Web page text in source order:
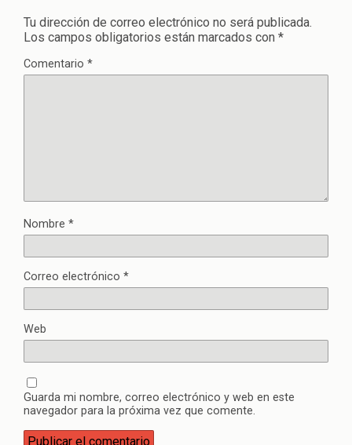
Tu dirección de correo electrónico no será publicada.
Los campos obligatorios están marcados con *
Comentario *
Nombre *
Correo electrónico *
Web
Guarda mi nombre, correo electrónico y web en este
navegador para la próxima vez que comente.